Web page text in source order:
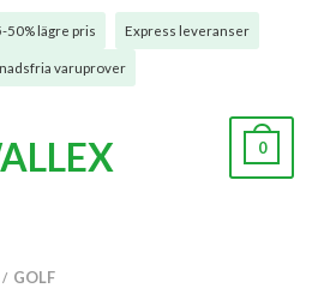
50% lägre pris Express leveranser
varuprover
0
/ GOLF